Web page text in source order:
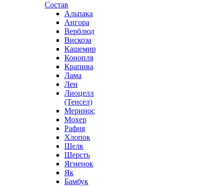
Состав
Альпака
Ангора
Верблюд
Вискоза
Кашемир
Конопля
Крапива
Лама
Лен
Лиоцелл
(Тенсел)
Меринос
Мохер
Рафия
Хлопок
Шелк
Шерсть
Ягненок
Як
Бамбук